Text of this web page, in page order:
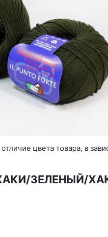
цвета товара, в
ХАКИ/ЗЕЛЕНЫЙ/